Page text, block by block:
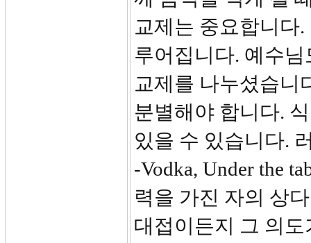
교제는 중요합니다
루어집니다. 예수
교제를 나누셨습니
분별해야 합니다.
있을 수 있습니다.
-Vodka, Under the
력을 가진 자의 상
대접이든지 그 의